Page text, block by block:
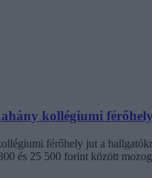
kollégiumi férőhely
férőhely jut a
és 25 500 forint között